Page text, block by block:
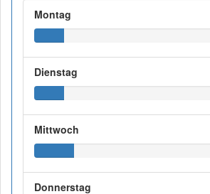
Montag
Dienstag
Mittwoch
Donnerstag